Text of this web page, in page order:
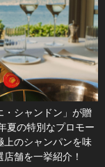
・シャンドン」が贈
夏の特別なプロモー
上のシャンパンを味
舗を一挙紹介！